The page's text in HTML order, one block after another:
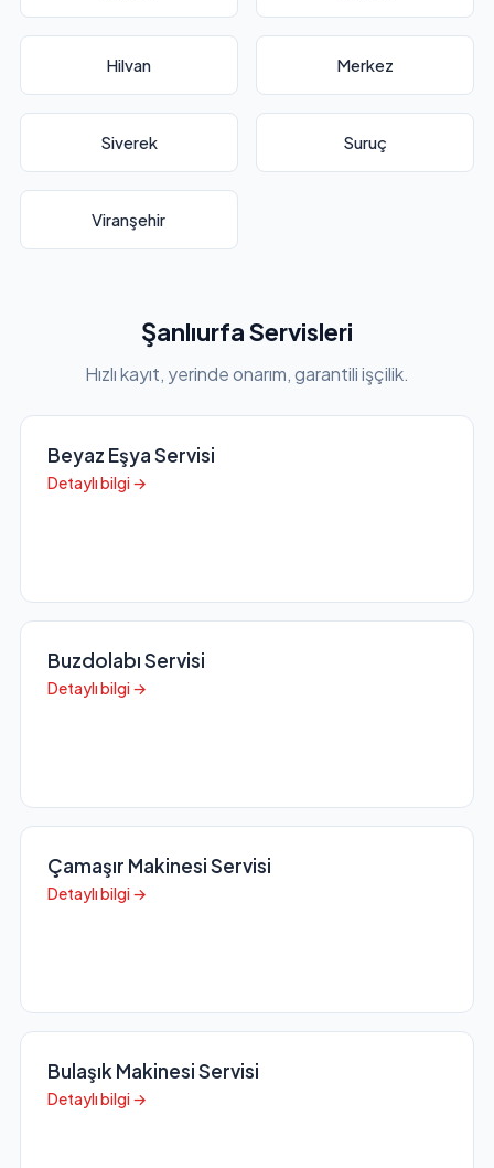
Hilvan Merkez
Siverek Suruç
Viranşehir
Şanlıurfa Servisleri
Hızlı kayıt, yerinde onarım, garantili işçilik.
Beyaz Eşya Servisi
Detaylı bilgi →
Buzdolabı Servisi
Detaylı bilgi →
Çamaşır Makinesi Servisi
Detaylı bilgi →
Bulaşık Makinesi Servisi
Detaylı bilgi →